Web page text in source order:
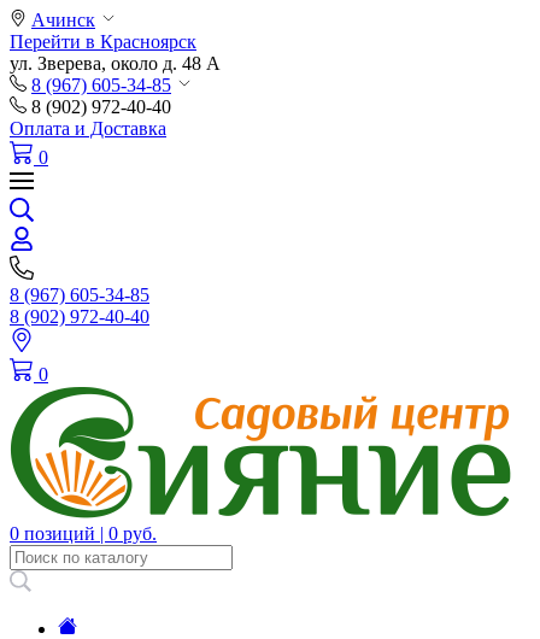
Ачинск
Перейти в Красноярск
ул. Зверева, около д. 48 А
8 (967) 605-34-85
8 (902) 972-40-40
Оплата и Доставка
0
8 (967) 605-34-85
8 (902) 972-40-40
0
0 позиций | 0 руб.